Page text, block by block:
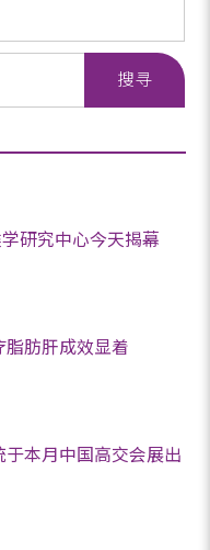
研究中心今天揭幕
脂肪肝成效显着
本月中国高交会展出